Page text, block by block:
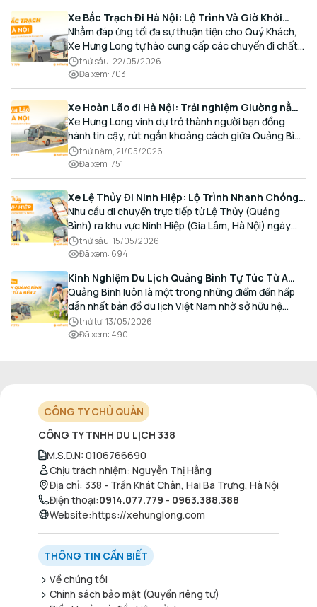
Xe Bắc Trạch Đi Hà Nội: Lộ Trình Và Giờ Khởi
Hành Cùng Xe Hưng Long
Nhằm đáp ứng tối đa sự thuận tiện cho Quý Khách,
Xe Hưng Long tự hào cung cấp các chuyến đi chất
lượng cao, an toàn với lịch trình linh hoạt mỗi ngày.
thứ sáu, 22/05/2026
Đã xem:703
Xe Hoàn Lão đi Hà Nội: Trải nghiệm Giường nằm
Cao cấp, Đón trả Tận nơi
Xe Hưng Long vinh dự trở thành người bạn đồng
hành tin cậy, rút ngắn khoảng cách giữa Quảng Bình
và Thủ đô bằng chất lượng dịch vụ chuẩn mực.
thứ năm, 21/05/2026
Đã xem:751
Xe Lệ Thủy Đi Ninh Hiệp: Lộ Trình Nhanh Chóng,
Đón Trả Tận Nơi
Nhu cầu di chuyển trực tiếp từ Lệ Thủy (Quảng
Bình) ra khu vực Ninh Hiệp (Gia Lâm, Hà Nội) ngày
càng gia tăng, đặc biệt đối với các hành khách có
nhu cầu giao thương, kinh doanh và mua sắm.
thứ sáu, 15/05/2026
Đã xem: 694
Kinh Nghiệm Du Lịch Quảng Bình Tự Túc Từ A
Đến Z Chi Tiết Nhất
Quảng Bình luôn là một trong những điểm đến hấp
dẫn nhất bản đồ du lịch Việt Nam nhờ sở hữu hệ
thống hang động kỳ vĩ, những bãi biển hoang sơ và
nét ẩm thực đậm đà bản sắc.
thứ tư, 13/05/2026
Đã xem: 490
CÔNG TY CHỦ QUẢN
CÔNG TY TNHH DU LỊCH 338
M.S.D.N: 0106766690
Chịu trách nhiệm: Nguyễn Thị Hằng
Địa chỉ: 338 - Trần Khát Chân, Hai Bà Trưng, Hà Nội
Điện thoại:0914.077.779 - 0963.388.388
Website:https://xehunglong.com
THÔNG TIN CẦN BIẾT
Về chúng tôi
Chính sách bảo mật (Quyền riêng tư)